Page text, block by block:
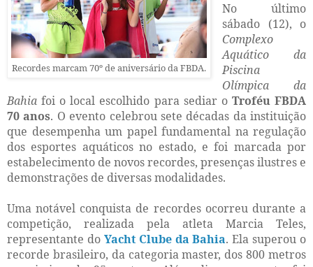
Recordes marcam 70º de aniversário da FBDA.
No último
sábado (12), o
Complexo
Aquático da
Piscina
Olímpica da
Bahia foi o local escolhido para sediar o Troféu FBDA
70 anos. O evento celebrou sete décadas da instituição
que desempenha um papel fundamental na regulação
dos esportes aquáticos no estado, e foi marcada por
estabelecimento de novos recordes, presenças ilustres e
demonstrações de diversas modalidades.
Uma notável conquista de recordes ocorreu durante a
competição, realizada pela atleta Marcia Teles,
representante do Yacht Clube da Bahia. Ela superou o
recorde brasileiro, da categoria master, dos 800 metros